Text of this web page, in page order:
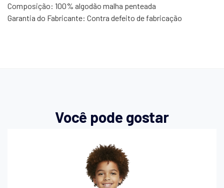
Composição: 100% algodão malha penteada
Garantia do Fabricante: Contra defeito de fabricação
Você pode gostar